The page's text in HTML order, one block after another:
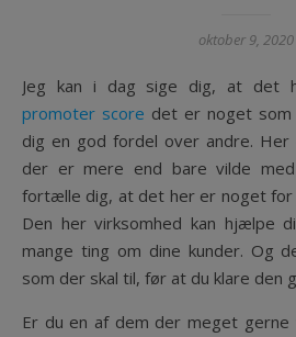
oktober 9, 2020
Jeg kan i dag sige dig, at det
promoter score det er noget
dig en god fordel over andre.
der er mere end bare vilde
fortælle dig, at det her er noget
Den her virksomhed kan hjælpe
mange ting om dine kunder. Og
som der skal til, før at du klare den
Er du en af dem der meget